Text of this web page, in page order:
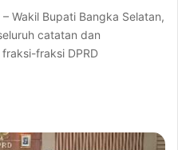
– Wakil Bupati Bangka Selatan,
catatan dan
fraksi DPRD